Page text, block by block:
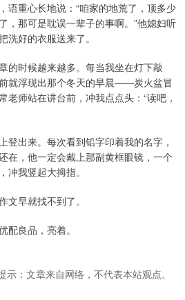
语重心长地说：“咱家的地荒了，顶多少
，那可是耽误一辈子的事啊。”他媳妇听
洗好的衣服送来了。
的时候越来越多。每当我坐在灯下敲
就浮现出那个冬天的早晨——炭火盆冒
老师站在讲台前，冲我点点头：“读吧，
登出来。每次看到铅字印着我的名字，
在，他一定会戴上那副黄框眼镜，一个
冲我竖起大拇指。
文早就找不到了。
配良品，亮着。
示：文章来自网络，不代表本站观点。